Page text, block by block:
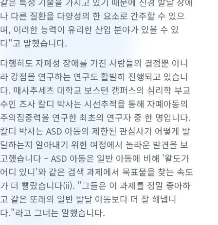
나 다른 질환을 다양성의 한 요소로 간주할 수 있으
며, 이러한 능력이 유리한 산업 분야가 있을 수 있
다"고 말했습니다.
다행히도 자폐성 장애를 가진 사람들의 결점뿐 아니
라 강점을 연구하는 연구도 활발히 진행되고 있습니
다. 매사추세츠 대학교 보스턴 캠퍼스의 심리학 부교
수인 즈사 칼디 박사는 시선추적을 통해 자폐아동의
주의집중력을 연구한 최초의 연구자 중 한 명입니다.
칼디 박사는 ASD 아동의 제한된 관심사가 어떻게 발
달하는지 알아내기 위한 여정에서 놀라운 발견을 보
고했습니다 – ASD 아동은 일반 아동에 비해 '왈도가
어디 있니'와 같은 검색 과제에서 목표물을 찾는 속도
가 더 빨랐습니다(ii). "그들은 이 과제를 정말 좋아하
고 같은 또래의 일반 발달 아동보다 더 잘 해냅니
다."라고 그녀는 말했습니다.